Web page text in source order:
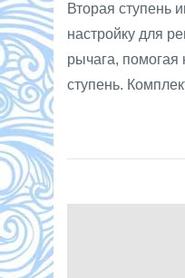
Вторая ступень
настройку для
рычага, помогая
ступень.